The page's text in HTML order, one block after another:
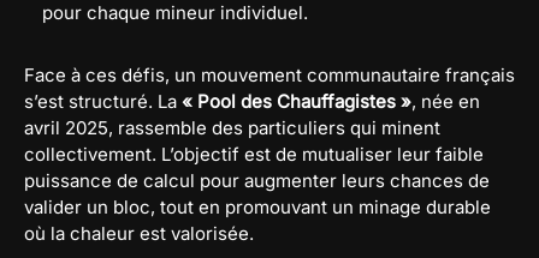
pour chaque mineur individuel.
Face à ces défis, un mouvement communautaire français
s’est structuré. La « Pool des Chauffagistes », née en
avril 2025, rassemble des particuliers qui minent
collectivement. L’objectif est de mutualiser leur faible
puissance de calcul pour augmenter leurs chances de
valider un bloc, tout en promouvant un minage durable
où la chaleur est valorisée.